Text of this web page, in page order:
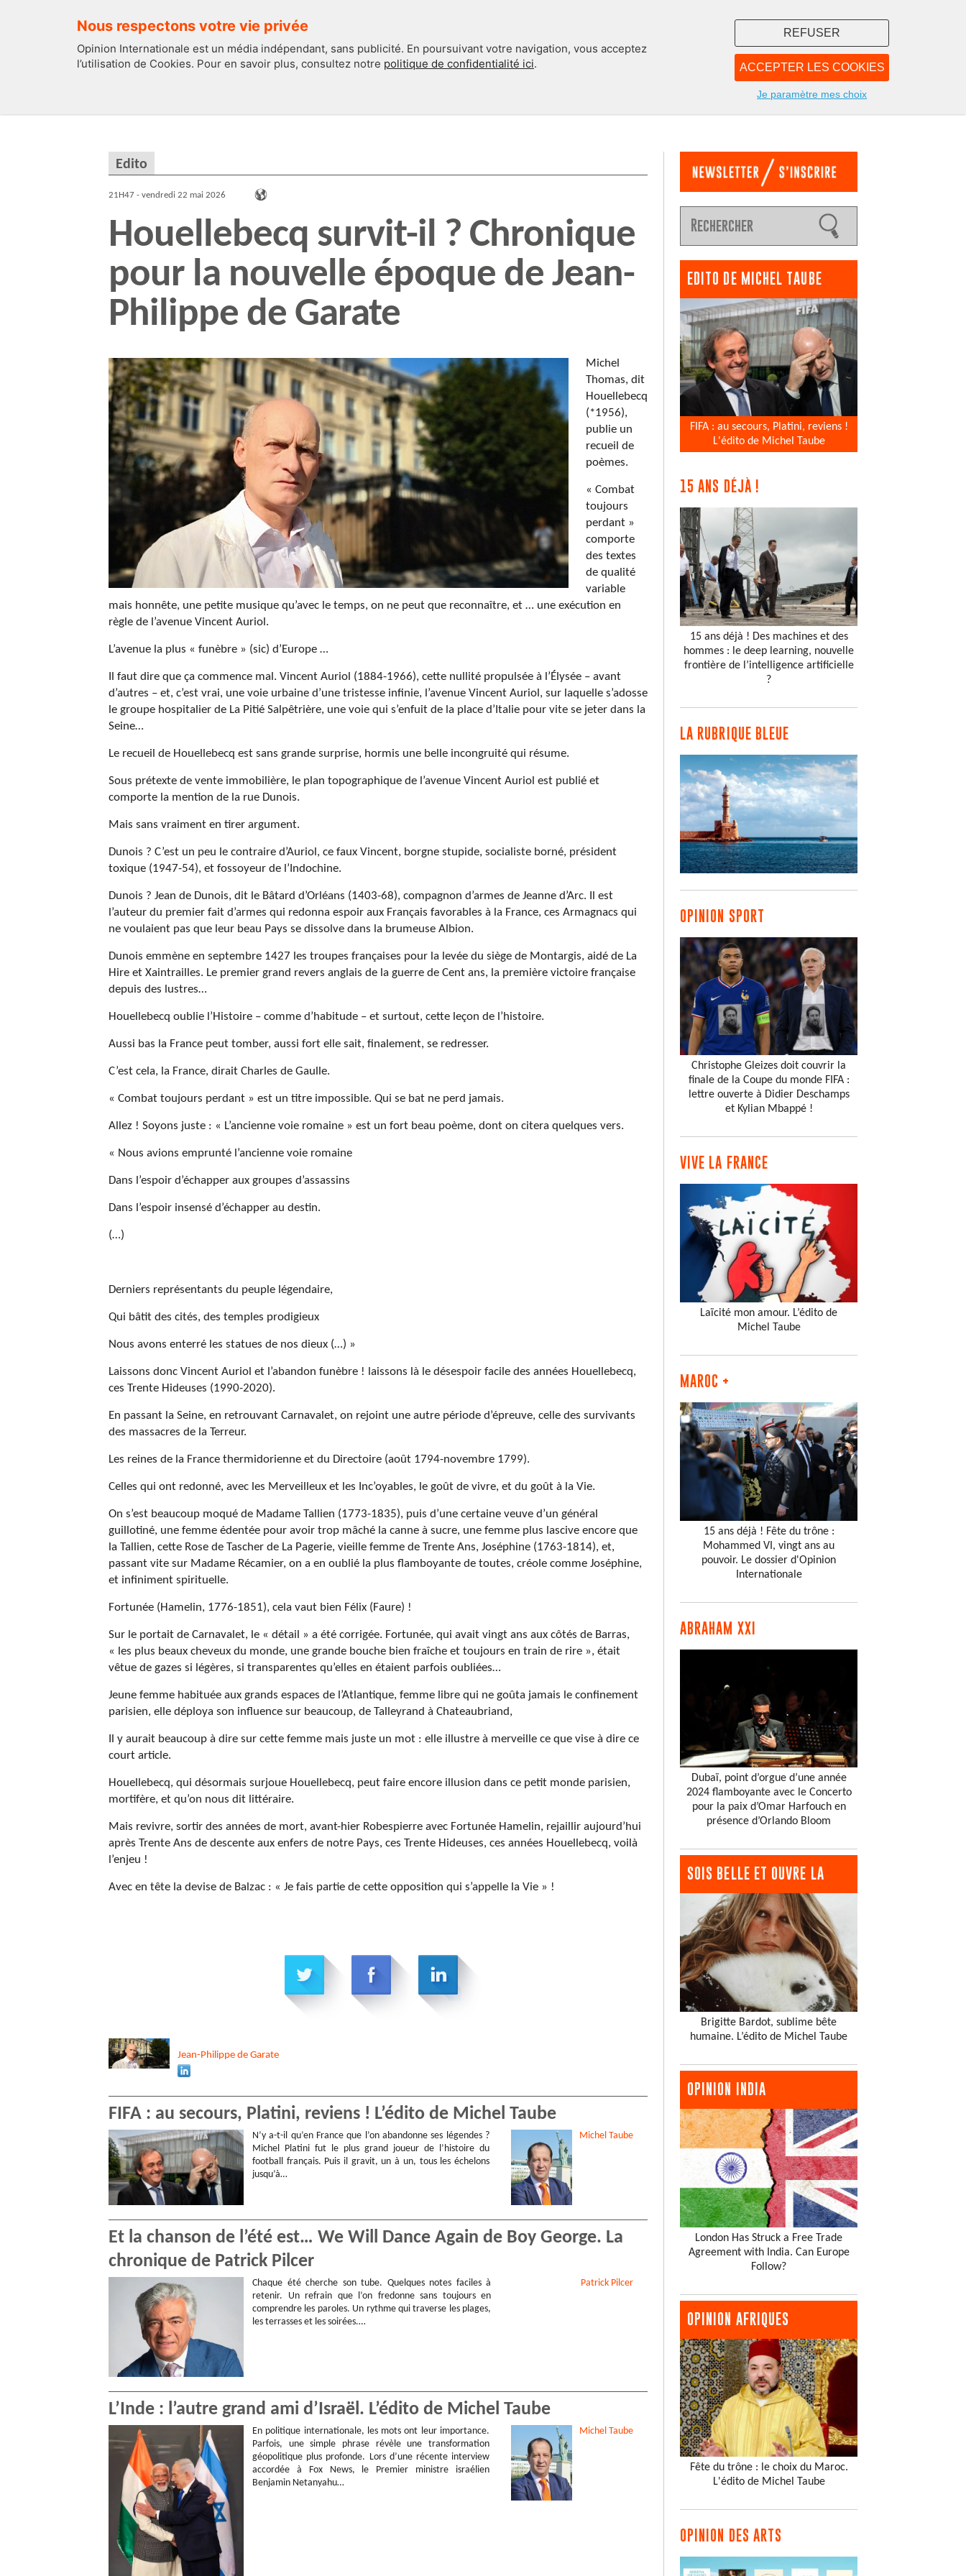
Nous respectons votre vie privée
Opinion Internationale est un média indépendant, sans publicité. En poursuivant votre navigation, vous acceptez
l’utilisation de Cookies. Pour en savoir plus, consultez notre politique de confidentialité ici. ACCEPTER LES COOKIES
REFUSER
Je paramètre mes choix
NOUS
Edito
21H47 - vendredi 22 mai 2026
Houellebecq survit-il ? Chronique
pour la nouvelle époque de Jean-
Philippe de Garate
Michel
Thomas, dit
Houellebecq
(*1956),
publie un
recueil de
poèmes.
« Combat
toujours
perdant »
comporte
des textes
de qualité
variable
mais honnête, une petite musique qu’avec le temps, on ne peut que reconnaître, et … une exécution en
règle de l’avenue Vincent Auriol.
L’avenue la plus « funèbre » (sic) d’Europe …
Il faut dire que ça commence mal. Vincent Auriol (1884-1966), cette nullité propulsée à l’Élysée – avant
d’autres – et, c’est vrai, une voie urbaine d’une tristesse infinie, l’avenue Vincent Auriol, sur laquelle s’adosse
le groupe hospitalier de La Pitié Salpêtrière, une voie qui s’enfuit de la place d’Italie pour vite se jeter dans la
Seine…
Le recueil de Houellebecq est sans grande surprise, hormis une belle incongruité qui résume.
Sous prétexte de vente immobilière, le plan topographique de l’avenue Vincent Auriol est publié et
comporte la mention de la rue Dunois.
Mais sans vraiment en tirer argument.
Dunois ? C’est un peu le contraire d’Auriol, ce faux Vincent, borgne stupide, socialiste borné, président
toxique (1947-54), et fossoyeur de l’Indochine.
Dunois ? Jean de Dunois, dit le Bâtard d’Orléans (1403-68), compagnon d’armes de Jeanne d’Arc. Il est
l’auteur du premier fait d’armes qui redonna espoir aux Français favorables à la France, ces Armagnacs qui
ne voulaient pas que leur beau Pays se dissolve dans la brumeuse Albion.
Dunois emmène en septembre 1427 les troupes françaises pour la levée du siège de Montargis, aidé de La
Hire et Xaintrailles. Le premier grand revers anglais de la guerre de Cent ans, la première victoire française
depuis des lustres…
Houellebecq oublie l’Histoire – comme d’habitude – et surtout, cette leçon de l’histoire.
Aussi bas la France peut tomber, aussi fort elle sait, finalement, se redresser.
C’est cela, la France, dirait Charles de Gaulle.
« Combat toujours perdant » est un titre impossible. Qui se bat ne perd jamais.
Allez ! Soyons juste : « L’ancienne voie romaine » est un fort beau poème, dont on citera quelques vers.
« Nous avions emprunté l’ancienne voie romaine
Dans l’espoir d’échapper aux groupes d’assassins
Dans l’espoir insensé d’échapper au destin.
(…)
Derniers représentants du peuple légendaire,
Qui bâtit des cités, des temples prodigieux
Nous avons enterré les statues de nos dieux (…) »
Laissons donc Vincent Auriol et l’abandon funèbre ! laissons là le désespoir facile des années Houellebecq,
ces Trente Hideuses (1990-2020).
En passant la Seine, en retrouvant Carnavalet, on rejoint une autre période d’épreuve, celle des survivants
des massacres de la Terreur.
Les reines de la France thermidorienne et du Directoire (août 1794-novembre 1799).
Celles qui ont redonné, avec les Merveilleux et les Inc’oyables, le goût de vivre, et du goût à la Vie.
On s’est beaucoup moqué de Madame Tallien (1773-1835), puis d’une certaine veuve d’un général
guillotiné, une femme édentée pour avoir trop mâché la canne à sucre, une femme plus lascive encore que
la Tallien, cette Rose de Tascher de La Pagerie, vieille femme de Trente Ans, Joséphine (1763-1814), et,
passant vite sur Madame Récamier, on a en oublié la plus flamboyante de toutes, créole comme Joséphine,
et infiniment spirituelle.
Fortunée (Hamelin, 1776-1851), cela vaut bien Félix (Faure) !
Sur le portait de Carnavalet, le « détail » a été corrigée. Fortunée, qui avait vingt ans aux côtés de Barras,
« les plus beaux cheveux du monde, une grande bouche bien fraîche et toujours en train de rire », était
vêtue de gazes si légères, si transparentes qu’elles en étaient parfois oubliées…
Jeune femme habituée aux grands espaces de l’Atlantique, femme libre qui ne goûta jamais le confinement
parisien, elle déploya son influence sur beaucoup, de Talleyrand à Chateaubriand,
Il y aurait beaucoup à dire sur cette femme mais juste un mot : elle illustre à merveille ce que vise à dire ce
court article.
Houellebecq, qui désormais surjoue Houellebecq, peut faire encore illusion dans ce petit monde parisien,
mortifère, et qu’on nous dit littéraire.
Mais revivre, sortir des années de mort, avant-hier Robespierre avec Fortunée Hamelin, rejaillir aujourd’hui
après Trente Ans de descente aux enfers de notre Pays, ces Trente Hideuses, ces années Houellebecq, voilà
l’enjeu !
Avec en tête la devise de Balzac : « Je fais partie de cette opposition qui s’appelle la Vie » !
Jean-Philippe de Garate
FIFA : au secours, Platini, reviens ! L’édito de Michel Taube
N’y a-t-il qu’en France que l’on abandonne ses légendes ?
Michel Platini fut le plus grand joueur de l’histoire du
football français. Puis il gravit, un à un, tous les échelons
jusqu’à…
Michel Taube
Et la chanson de l’été est… We Will Dance Again de Boy George. La
chronique de Patrick Pilcer
Chaque été cherche son tube. Quelques notes faciles à
retenir. Un refrain que l’on fredonne sans toujours en
comprendre les paroles. Un rythme qui traverse les plages,
les terrasses et les soirées.…
Patrick Pilcer
L’Inde : l’autre grand ami d’Israël. L’édito de Michel Taube
En politique internationale, les mots ont leur importance.
Parfois, une simple phrase révèle une transformation
géopolitique plus profonde. Lors d’une récente interview
accordée à Fox News, le Premier ministre israélien
Benjamin Netanyahu…
Michel Taube
EDITO DE MICHEL TAUBE
FIFA : au secours, Platini, reviens !
L'édito de Michel Taube
15 ANS DÉJÀ !
15 ans déjà ! Des machines et des
hommes : le deep learning, nouvelle
frontière de l’intelligence artificielle
?
LA RUBRIQUE BLEUE
OPINION SPORT
Christophe Gleizes doit couvrir la
finale de la Coupe du monde FIFA :
lettre ouverte à Didier Deschamps
et Kylian Mbappé !
VIVE LA FRANCE
Laïcité mon amour. L’édito de
Michel Taube
MAROC +
15 ans déjà ! Fête du trône :
Mohammed VI, vingt ans au
pouvoir. Le dossier d'Opinion
Internationale
ABRAHAM XXI
Dubaï, point d’orgue d’une année
2024 flamboyante avec le Concerto
pour la paix d’Omar Harfouch en
présence d’Orlando Bloom
SOIS BELLE ET OUVRE LA
Brigitte Bardot, sublime bête
humaine. L’édito de Michel Taube
OPINION INDIA
London Has Struck a Free Trade
Agreement with India. Can Europe
Follow?
OPINION AFRIQUES
Fête du trône : le choix du Maroc.
L'édito de Michel Taube
OPINION DES ARTS